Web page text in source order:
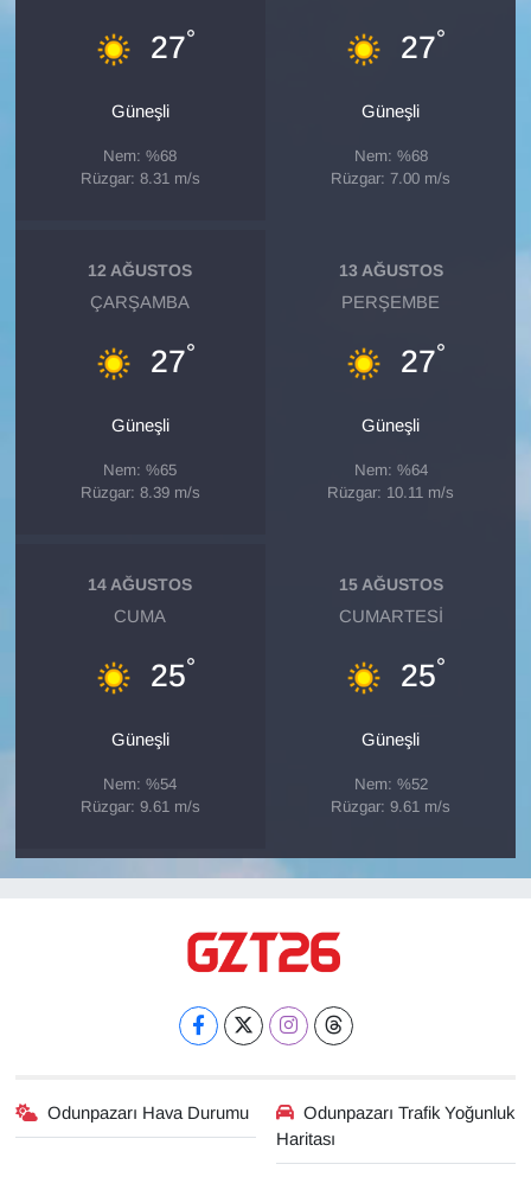
27°
Güneşli
Nem: %68
Rüzgar: 8.31 m/s
27°
Güneşli
Nem: %68
Rüzgar: 7.00 m/s
12 AĞUSTOS
ÇARŞAMBA
27°
Güneşli
Nem: %65
Rüzgar: 8.39 m/s
13 AĞUSTOS
PERŞEMBE
27°
Güneşli
Nem: %64
Rüzgar: 10.11 m/s
14 AĞUSTOS
CUMA
25°
Güneşli
Nem: %54
Rüzgar: 9.61 m/s
15 AĞUSTOS
CUMARTESI
25°
Güneşli
Nem: %52
Rüzgar: 9.61 m/s
Odunpazarı Hava Durumu
Odunpazarı Trafik Yoğunluk
Haritası